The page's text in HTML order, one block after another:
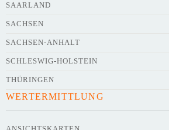
Kontaktdaten des
SAARLAND
SACHSEN
SACHSEN-ANHALT
SCHLESWIG-HOLSTEIN
THÜRINGEN
WERTERMITTLUNG